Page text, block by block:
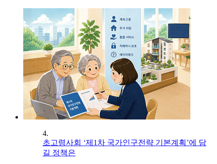
4.
초고령사회 ‘제1차 국가인구전략 기본계획’에 담
길 정책은